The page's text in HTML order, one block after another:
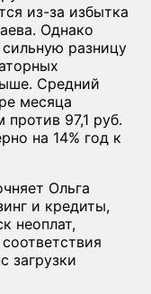
из-за избытка
Однако
разницу
Средний
месяца
против 97,1 руб.
на 14% год к
Ольга
и кредиты,
неоплат,
загрузки